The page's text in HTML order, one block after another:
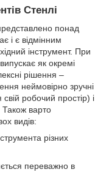
Стенлі
понад
і є відмінним
інструмент. При
як окремі
рішення –
неймовірно зручні
робочий простір) і
Також варто
видів:
різних
переважно в